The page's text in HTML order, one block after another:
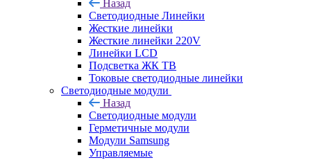
Назад
Светодиодные Линейки
Жесткие линейки
Жесткие линейки 220V
Линейки LCD
Подсветка ЖК ТВ
Токовые светодиодные линейки
Светодиодные модули
Назад
Светодиодные модули
Герметичные модули
Модули Samsung
Управляемые